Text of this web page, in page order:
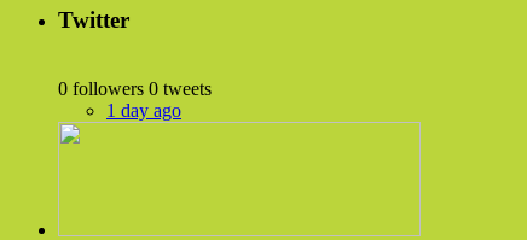
Twitter
0 followers 0 tweets
1 day ago